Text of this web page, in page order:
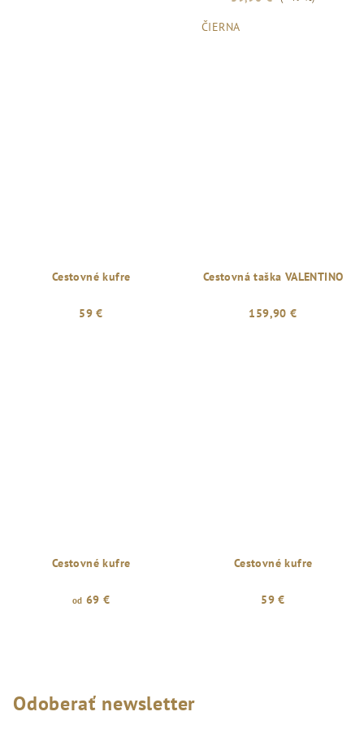
ČIERNA
Cestovné kufre
59 €
Cestovná taška VALENTINO
159,90 €
Cestovné kufre
od 69 €
Cestovné kufre
59 €
Odoberať newsletter